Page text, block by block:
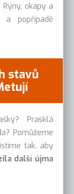
okapy a
a popřípadě
stavů
Prasklá
Pomůžeme
tak, aby
další újma